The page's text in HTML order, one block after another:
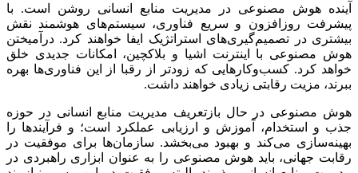
آینده هوش مصنوعی در مدیریت منابع انسانی روشن است. با
پیشرفت روزافزون و سریع فناوری، سیستم‌های هوشمند نقش
بیشتری در تصمیم‌گیری‌های استراتژیک ایفا خواهند کرد. درآمیختن
هوش مصنوعی با اینترنت اشیا و بلاکچین، امکانات جدیدی خلق
خواهد کرد. کسب‌وکارهایی که زودتر از رقبا از این فناوری‌ها بهره
ببرند، مزیت رقابتی زیادی خواهند داشت.
هوش مصنوعی در حال بازتعریف مدیریت منابع انسانی در حوزه
جذب و استخدام، آموزش و ارزیابی عملکرد است؛ و فرآیندها را
بهینه‌سازی می‌کند و بهبود می‌بخشد. سازمان‌ها برای موفقیت در
رقابت جهانی، باید هوش مصنوعی را به عنوان ابزاری راهبردی در